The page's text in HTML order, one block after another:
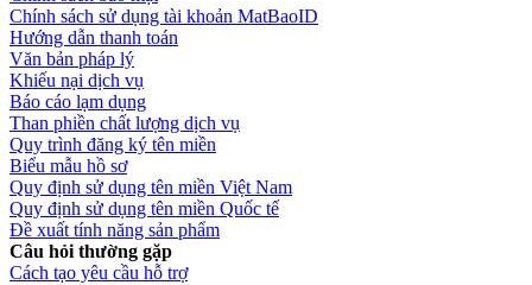
Chính sách sử dụng tài khoản MatBaoID
Hướng dẫn thanh toán
Văn bản pháp lý
Khiếu nại dịch vụ
Báo cáo lạm dụng
Than phiền chất lượng dịch vụ
Quy trình đăng ký tên miền
Biểu mẫu hồ sơ
Quy định sử dụng tên miền Việt Nam
Quy định sử dụng tên miền Quốc tế
Đề xuất tính năng sản phẩm
Câu hỏi thường gặp
Cách tạo yêu cầu hỗ trợ